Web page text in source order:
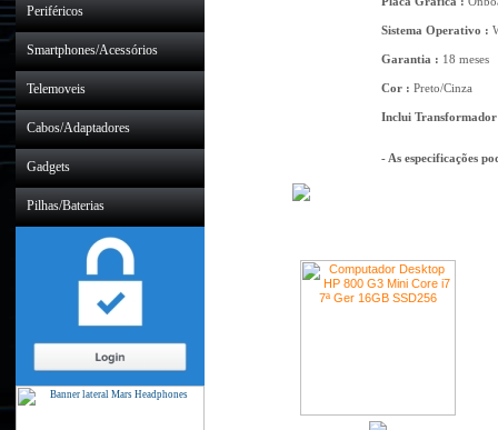
Periféricos
Smartphones/Acessórios
Telemoveis
Cabos/Adaptadores
Gadgets
Pilhas/Baterias
Sistema Operativo :
Garantia : 18 meses
Cor : Preto/Cinza
Inclui Transformador
- As especificações